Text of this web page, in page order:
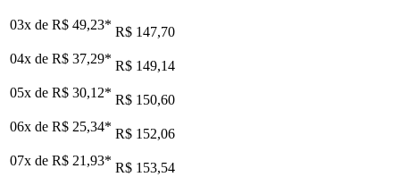
03x de R$ 49,23* R$ 147,70
04x de R$ 37,29* R$ 149,14
05x de R$ 30,12* R$ 150,60
06x de R$ 25,34* R$ 152,06
07x de R$ 21,93* R$ 153,54